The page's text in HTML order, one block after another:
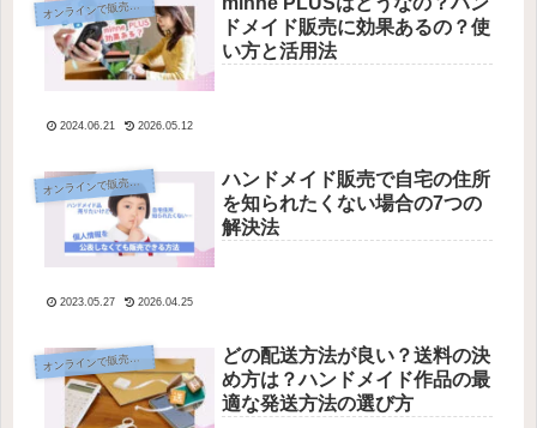
オ
ンラインで販売する
ドメイド販売に効果あるの？使
い方と活用法
2024.06.21 2026.05.12
オ
ンラインで販売する
ハンドメイド販売で自宅の住所
を知られたくない場合の7つの
解決法
2023.05.27 2026.04.25
オ
ンラインで販売する
どの配送方法が良い？送料の決
め方は？ハンドメイド作品の最
適な発送方法の選び方